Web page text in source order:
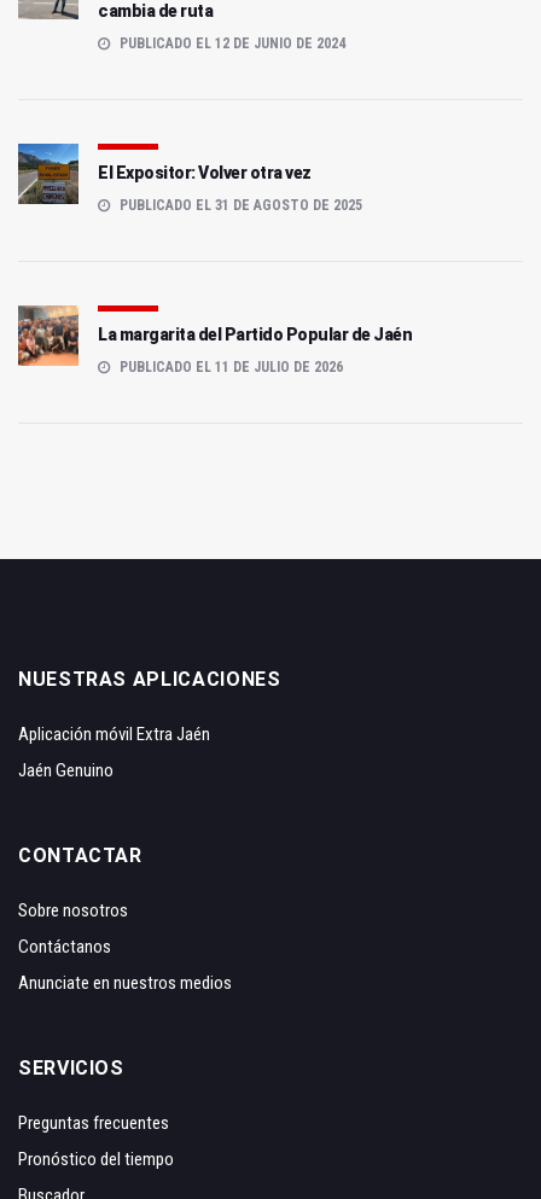
cambia de ruta
PUBLICADO EL 12 DE JUNIO DE 2024
El Expositor: Volver otra vez
PUBLICADO EL 31 DE AGOSTO DE 2025
La margarita del Partido Popular de Jaén
PUBLICADO EL 11 DE JULIO DE 2026
NUESTRAS APLICACIONES
Aplicación móvil Extra Jaén
Jaén Genuino
CONTACTAR
Sobre nosotros
Contáctanos
Anunciate en nuestros medios
SERVICIOS
Preguntas frecuentes
Pronóstico del tiempo